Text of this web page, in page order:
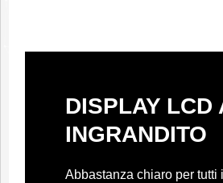
DISPLAY LCD
INGRANDITO
Abbastanza chiaro per tutti